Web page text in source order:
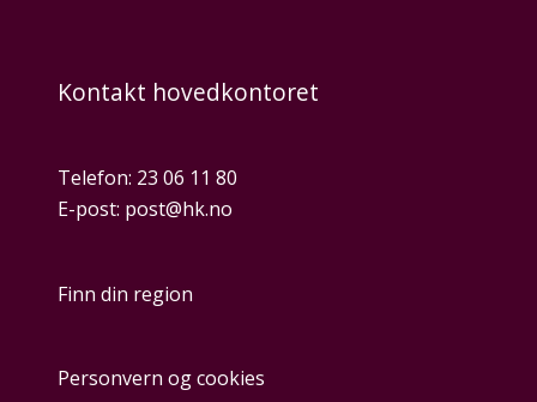
Kontakt hovedkontoret
Telefon: 23 06 11 80
E-post: post@hk.no
Finn din region
Personvern og cookies